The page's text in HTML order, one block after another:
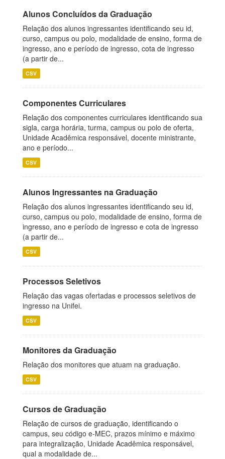
Alunos Concluídos da Graduação
Relação dos alunos ingressantes identificando seu id,
curso, campus ou polo, modalidade de ensino, forma de
ingresso, ano e período de ingresso, cota de ingresso
(a partir de...
CSV
Componentes Curriculares
Relação dos componentes curriculares identificando sua
sigla, carga horária, turma, campus ou polo de oferta,
Unidade Acadêmica responsável, docente ministrante,
ano e período...
CSV
Alunos Ingressantes na Graduação
Relação dos alunos ingressantes identificando seu id,
curso, campus ou polo, modalidade de ensino, forma de
ingresso, ano e período de ingresso e cota de ingresso
(a partir de...
CSV
Processos Seletivos
Relação das vagas ofertadas e processos seletivos de
ingresso na Unifei.
CSV
Monitores da Graduação
Relação dos monitores que atuam na graduação.
CSV
Cursos de Graduação
Relação de cursos de graduação, identificando o
campus, seu código e-MEC, prazos mínimo e máximo
para integralização, Unidade Acadêmica responsável,
qual a modalidade de...